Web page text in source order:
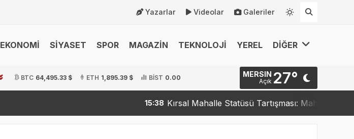
Yazarlar Videolar Galeriler
EKONOMİ SİYASET SPOR MAGAZİN TEKNOLOJİ YEREL DİĞER
BTC 64,495.33 $ ETH 1,895.39 $ BİST 0.00 MERSIN
Açık 27°
15:38 Kırsal Mahalle Statüsü Tartışması: Mahalleler